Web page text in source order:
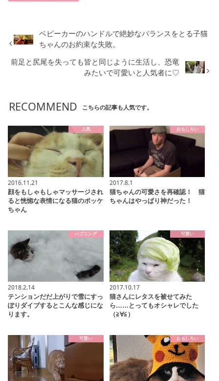
ベビーカーのハンドルで絶妙なバランスをとる子猫
ちゃんのお約束な失敗。
前足と尻尾を失っても皆と同じように生活し、恐竜
みたいで可愛いと人気者に♡
RECOMMEND こちらの記事も人気です。
人気
2016.11.21
顔をもしゃもしゃマッサージされ
ると恍惚な表情になる猫のポッケ
ちゃん
おもしろい
2017.8.1
猫ちゃんの可愛さを再確認！ 猫
ちゃんはやっぱり神だった！
ハプニング
2018.2.14
テンションだだ上がりで雪にすっ
ぽりダイブするとこんな感じにな
ります。
可愛い
2017.10.17
猫さんにレタスを被せてみた
ら……とってもオシャレでした
（≧∀≦）
可愛い おもしろい